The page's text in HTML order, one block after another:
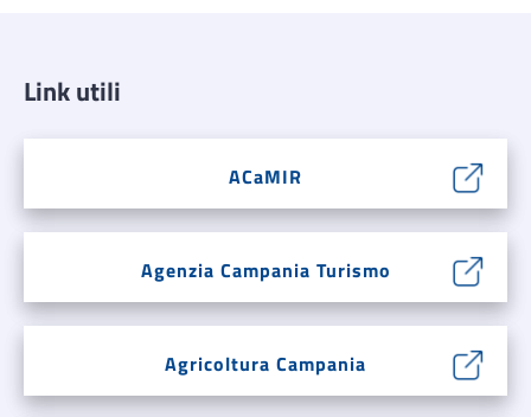
Link utili
ACaMIR
Agenzia Campania Turismo
Agricoltura Campania